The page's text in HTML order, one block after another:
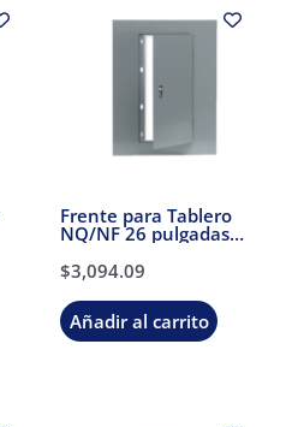
Frente para Tablero
NQ/NF 26 pulgadas
para Sobreponer
Schneider Electric
$3,094.09
Añadir al carrito